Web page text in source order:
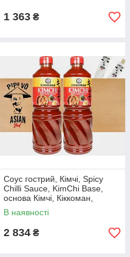
1 363 ₴
Соус гострий, Кімчі, Spicy
Chilli Sauce, KimChi Base,
основа Кімчі, Кіккоман,
Kikkoman, 2*1180ml, ч
В наявності
2 834 ₴